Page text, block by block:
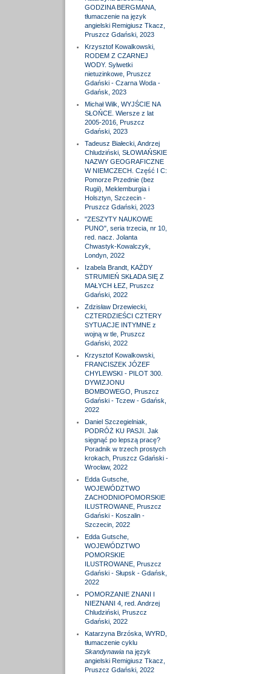
GODZINA BERGMANA,
tłumaczenie na język
angielski Remigiusz Tkacz,
Pruszcz Gdański, 2023
Krzysztof Kowalkowski,
RODEM Z CZARNEJ
WODY. Sylwetki
nietuzinkowe, Pruszcz
Gdański - Czarna Woda -
Gdańsk, 2023
Michał Wilk, WYJŚCIE NA
SŁOŃCE. Wiersze z lat
2005-2016, Pruszcz
Gdański, 2023
Tadeusz Białecki, Andrzej
Chludziński, SŁOWIAŃSKIE
NAZWY GEOGRAFICZNE
W NIEMCZECH. Część I C:
Pomorze Przednie (bez
Rugii), Meklemburgia i
Holsztyn, Szczecin -
Pruszcz Gdański, 2023
"ZESZYTY NAUKOWE
PUNO", seria trzecia, nr 10,
red. nacz. Jolanta
Chwastyk-Kowalczyk,
Londyn, 2022
Izabela Brandt, KAŻDY
STRUMIEŃ SKŁADA SIĘ Z
MAŁYCH ŁEZ, Pruszcz
Gdański, 2022
Zdzisław Drzewiecki,
CZTERDZIEŚCI CZTERY
SYTUACJE INTYMNE z
wojną w tle, Pruszcz
Gdański, 2022
Krzysztof Kowalkowski,
FRANCISZEK JÓZEF
CHYLEWSKI - PILOT 300.
DYWIZJONU
BOMBOWEGO, Pruszcz
Gdański - Tczew - Gdańsk,
2022
Daniel Szczegielniak,
PODRÓŻ KU PASJI. Jak
sięgnąć po lepszą pracę?
Poradnik w trzech prostych
krokach, Pruszcz Gdański -
Wrocław, 2022
Edda Gutsche,
WOJEWÓDZTWO
ZACHODNIOPOMORSKIE
ILUSTROWANE, Pruszcz
Gdański - Koszalin -
Szczecin, 2022
Edda Gutsche,
WOJEWÓDZTWO
POMORSKIE
ILUSTROWANE, Pruszcz
Gdański - Słupsk - Gdańsk,
2022
POMORZANIE ZNANI I
NIEZNANI 4, red. Andrzej
Chludziński, Pruszcz
Gdański, 2022
Katarzyna Brzóska, WYRD,
tłumaczenie cyklu
Skandynawiana język
angielski Remigiusz Tkacz,
Pruszcz Gdański, 2022